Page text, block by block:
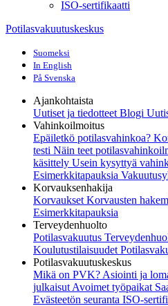
ISO-sertifikaatti
Potilasvakuutuskeskus
Suomeksi
In English
På Svenska
Ajankohtaista
Uutiset ja tiedotteet Blogi
Vahinkoilmoitus
Epäiletkö potilasvahinkoa?
testi Näin teet
käsittely Usein kysyttyä
Esimerkkitapauksia
Korvauksenhakija
Korvaukset Korvausten
Esimerkkitapauksia
Terveydenhuolto
Potilasvakuutus
Koulutustilaisuudet
Potilasvakuutuskeskus
Mikä on PVK? Asiointi ja
julkaisut Avoimet työpaikat
Evästeetön seuranta ISO-